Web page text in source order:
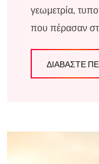
γεωμετρία,
που πέρασαν
ΔΙΑΒΆΣΤΕ